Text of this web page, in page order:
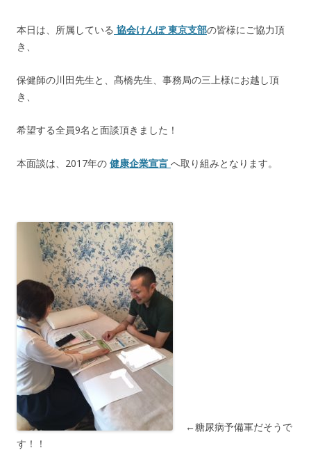
本日は、所属している 協会けんぽ 東京支部の皆様にご協力頂
き、
保健師の川田先生と、髙橋先生、事務局の三上様にお越し頂
き、
希望する全員9名と面談頂きました！
本面談は、2017年の 健康企業宣言 へ取り組みとなります。
←糖尿病予備軍だそうで
す！！